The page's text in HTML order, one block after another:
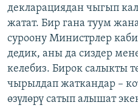
декларациядан чыгып
жатат. Бир гана туум
суроону Министрлер
дедик, аны да сиздер
келебиз. Бирок салыкты
чырылдап жаткандар –
өзүлөрү сатып алышат